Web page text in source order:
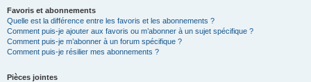
Favoris et abonnements
Quelle est la différence entre les favoris et les abonnements ?
Comment puis-je ajouter aux favoris ou m’abonner à un sujet spécifique ?
Comment puis-je m’abonner à un forum spécifique ?
Comment puis-je résilier mes abonnements ?
Pièces jointes